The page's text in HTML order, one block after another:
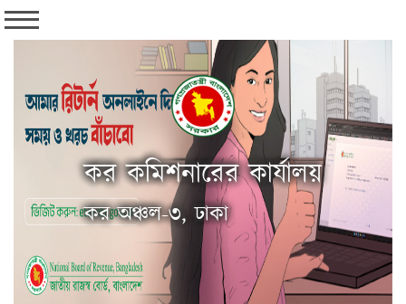
কর কমিশনারের কার্যালয়
কর অঞ্চল-৩, ঢাকা